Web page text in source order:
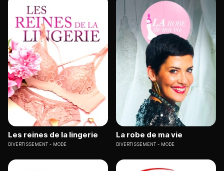
Les reines de la lingerie
DIVERTISSEMENT MODE
La robe de ma vie
DIVERTISSEMENT MODE